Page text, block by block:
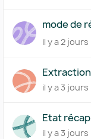
mode de
il y a 2 jours
il y a 3 jours
Etat
il y a 3 jours